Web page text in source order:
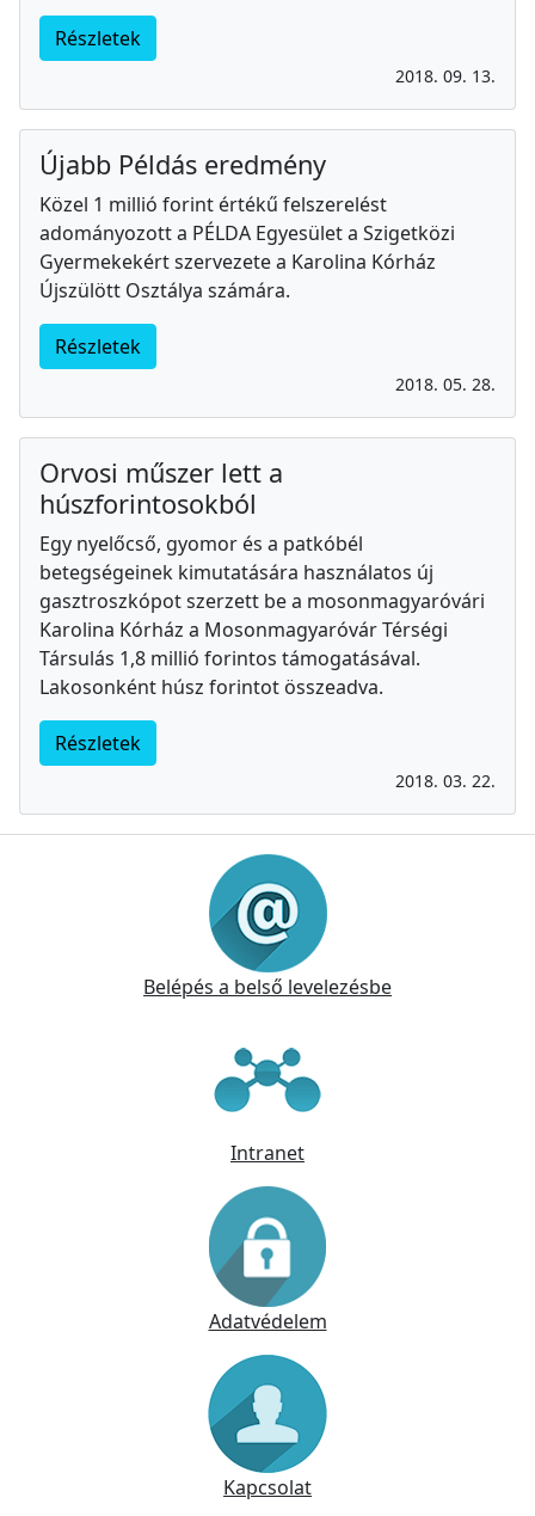
Részletek
2018. 09. 13.
Újabb Példás eredmény
Közel 1 millió forint értékű felszerelést
adományozott a PÉLDA Egyesület a Szigetközi
Gyermekekért szervezete a Karolina Kórház
Újszülött Osztálya számára.
Részletek
2018. 05. 28.
Orvosi műszer lett a
húszforintosokból
Egy nyelőcső, gyomor és a patkóbél
betegségeinek kimutatására használatos új
gasztroszkópot szerzett be a mosonmagyaróvári
Karolina Kórház a Mosonmagyaróvár Térségi
Társulás 1,8 millió forintos támogatásával.
Lakosonként húsz forintot összeadva.
Részletek
2018. 03. 22.
Belépés a belső levelezésbe
Intranet
Adatvédelem
Kapcsolat